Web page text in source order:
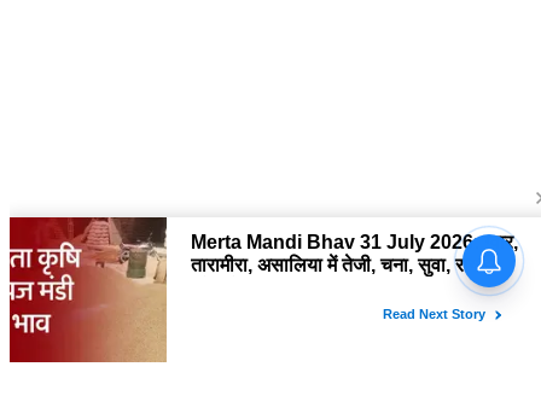
The Chopal Address : Sirsa, Haryana ( 125055 ) If you want to any
Agriculture News, mandi rates, business related and Any Others
enquiry then you can contact here : E-mail: thechopal@gmail.com
Follow Us